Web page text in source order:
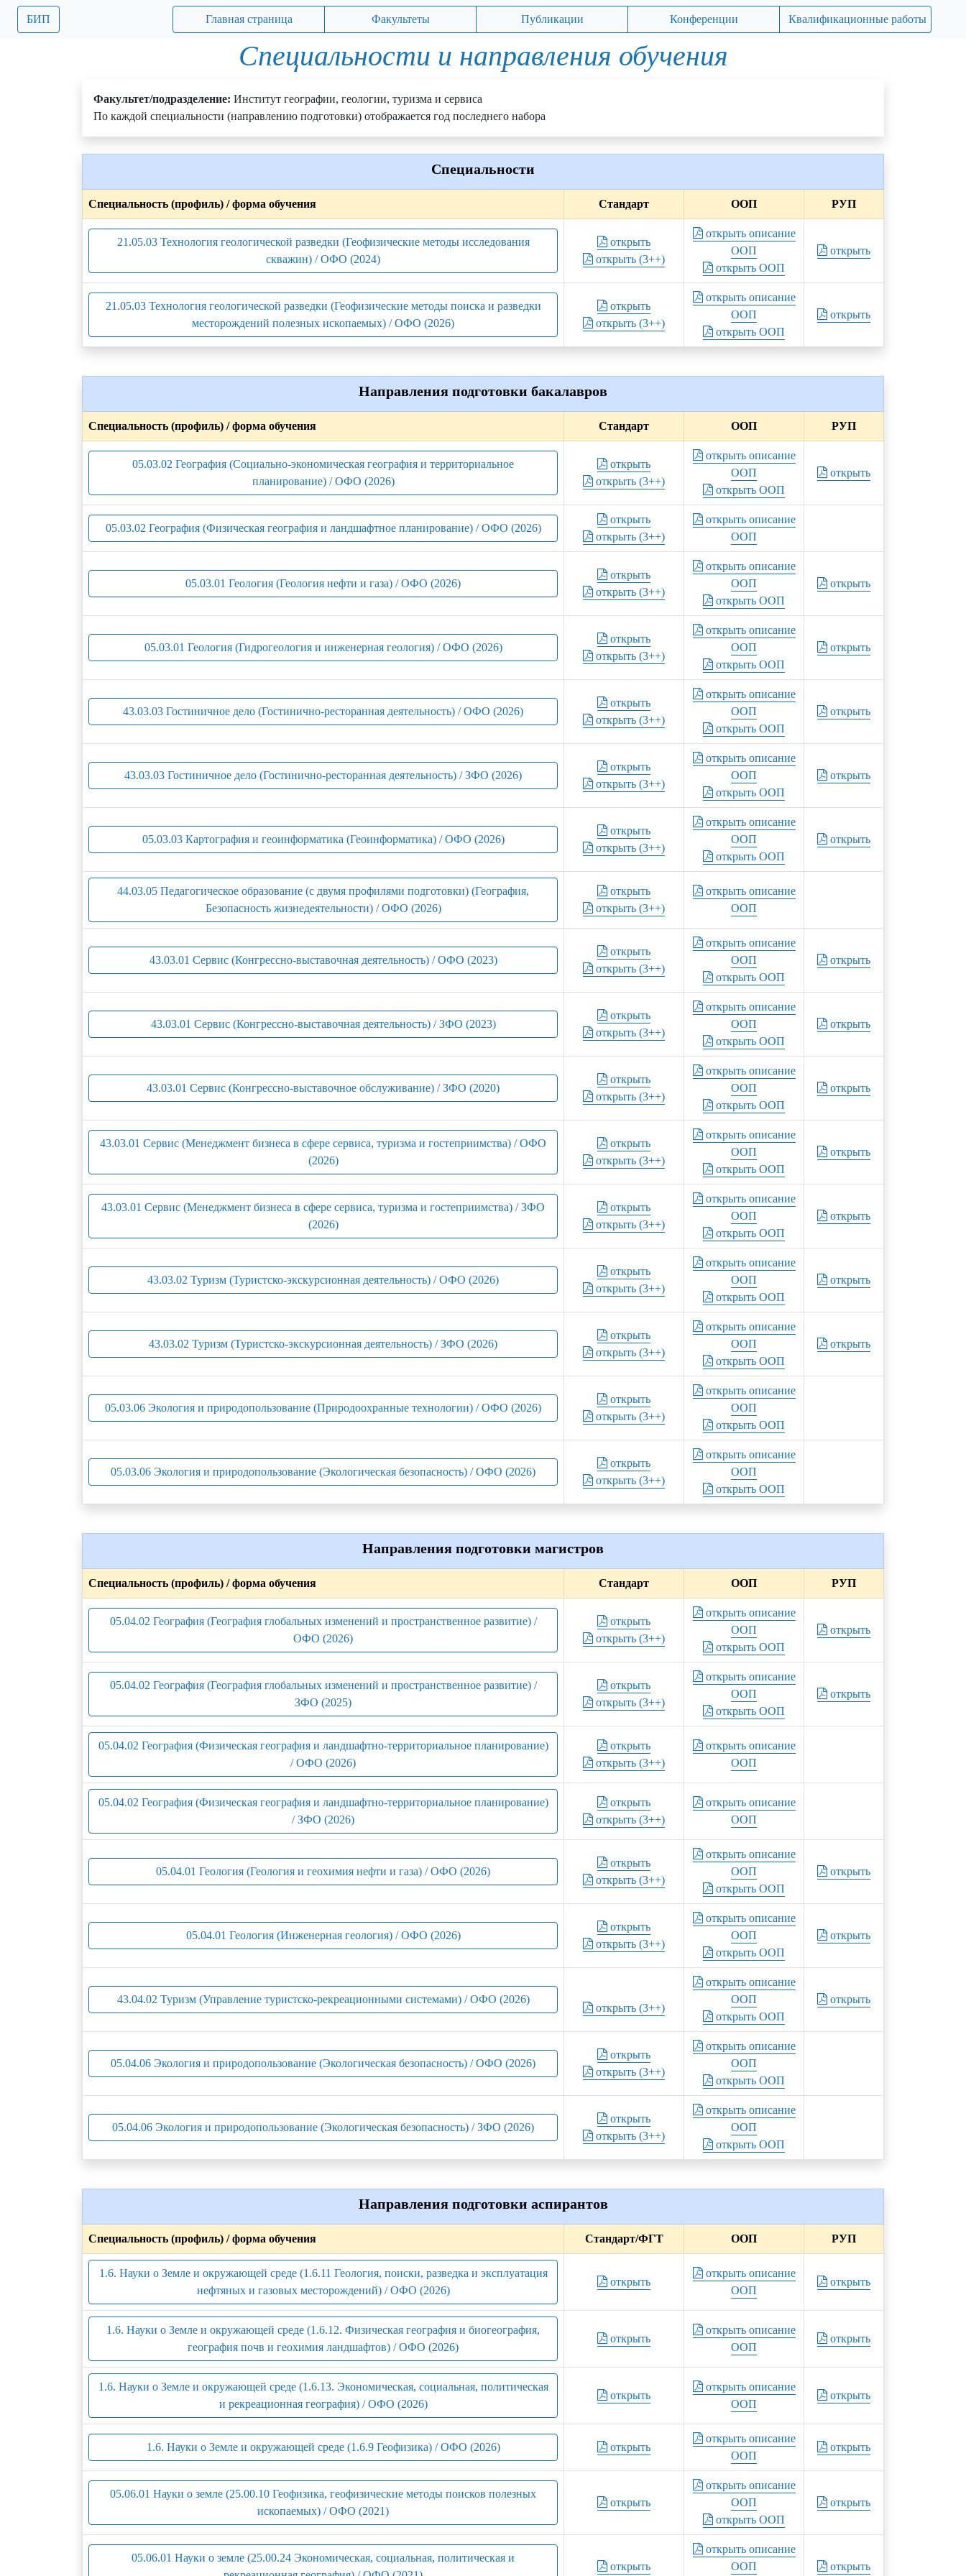
БИП Главная страница Факультеты Публикации Конференции Квалификационные работы
Специальности и направления обучения
Факультет/подразделение: Институт географии, геологии, туризма и сервиса
По каждой специальности (направлению подготовки) отображается год последнего набора
Специальности
Специальность (профиль) / форма обучения Стандарт ООП РУП
21.05.03 Технология геологической разведки (Геофизические методы исследования
скважин) / ОФО (2024)
открыть
открыть (3++)
открыть описание
ООП
открыть ООП
открыть
21.05.03 Технология геологической разведки (Геофизические методы поиска и разведки
месторождений полезных ископаемых) / ОФО (2026)
открыть
открыть (3++)
открыть описание
ООП
открыть ООП
открыть
Направления подготовки бакалавров
Специальность (профиль) / форма обучения Стандарт ООП РУП
05.03.02 География (Социально-экономическая география и территориальное
планирование) / ОФО (2026)
открыть
открыть (3++)
открыть описание
ООП
открыть ООП
открыть
05.03.02 География (Физическая география и ландшафтное планирование) / ОФО (2026)
открыть
открыть (3++)
открыть описание
ООП
05.03.01 Геология (Геология нефти и газа) / ОФО (2026)
открыть
открыть (3++)
открыть описание
ООП
открыть ООП
открыть
05.03.01 Геология (Гидрогеология и инженерная геология) / ОФО (2026)
открыть
открыть (3++)
открыть описание
ООП
открыть ООП
открыть
43.03.03 Гостиничное дело (Гостинично-ресторанная деятельность) / ОФО (2026)
открыть
открыть (3++)
открыть описание
ООП
открыть ООП
открыть
43.03.03 Гостиничное дело (Гостинично-ресторанная деятельность) / ЗФО (2026)
открыть
открыть (3++)
открыть описание
ООП
открыть ООП
открыть
05.03.03 Картография и геоинформатика (Геоинформатика) / ОФО (2026)
открыть
открыть (3++)
открыть описание
ООП
открыть ООП
открыть
44.03.05 Педагогическое образование (с двумя профилями подготовки) (География,
Безопасность жизнедеятельности) / ОФО (2026)
открыть
открыть (3++)
открыть описание
ООП
43.03.01 Сервис (Конгрессно-выставочная деятельность) / ОФО (2023)
открыть
открыть (3++)
открыть описание
ООП
открыть ООП
открыть
43.03.01 Сервис (Конгрессно-выставочная деятельность) / ЗФО (2023)
открыть
открыть (3++)
открыть описание
ООП
открыть ООП
открыть
43.03.01 Сервис (Конгрессно-выставочное обслуживание) / ЗФО (2020)
открыть
открыть (3++)
открыть описание
ООП
открыть ООП
открыть
43.03.01 Сервис (Менеджмент бизнеса в сфере сервиса, туризма и гостеприимства) / ОФО
(2026)
открыть
открыть (3++)
открыть описание
ООП
открыть ООП
открыть
43.03.01 Сервис (Менеджмент бизнеса в сфере сервиса, туризма и гостеприимства) / ЗФО
(2026)
открыть
открыть (3++)
открыть описание
ООП
открыть ООП
открыть
43.03.02 Туризм (Туристско-экскурсионная деятельность) / ОФО (2026)
открыть
открыть (3++)
открыть описание
ООП
открыть ООП
открыть
43.03.02 Туризм (Туристско-экскурсионная деятельность) / ЗФО (2026)
открыть
открыть (3++)
открыть описание
ООП
открыть ООП
открыть
05.03.06 Экология и природопользование (Природоохранные технологии) / ОФО (2026)
открыть
открыть (3++)
открыть описание
ООП
открыть ООП
05.03.06 Экология и природопользование (Экологическая безопасность) / ОФО (2026)
открыть
открыть (3++)
открыть описание
ООП
открыть ООП
Направления подготовки магистров
Специальность (профиль) / форма обучения Стандарт ООП РУП
05.04.02 География (География глобальных изменений и пространственное развитие) /
ОФО (2026)
открыть
открыть (3++)
открыть описание
ООП
открыть ООП
открыть
05.04.02 География (География глобальных изменений и пространственное развитие) /
ЗФО (2025)
открыть
открыть (3++)
открыть описание
ООП
открыть ООП
открыть
05.04.02 География (Физическая география и ландшафтно-территориальное планирование)
/ ОФО (2026)
открыть
открыть (3++)
открыть описание
ООП
05.04.02 География (Физическая география и ландшафтно-территориальное планирование)
/ ЗФО (2026)
открыть
открыть (3++)
открыть описание
ООП
05.04.01 Геология (Геология и геохимия нефти и газа) / ОФО (2026)
открыть
открыть (3++)
открыть описание
ООП
открыть ООП
открыть
05.04.01 Геология (Инженерная геология) / ОФО (2026)
открыть
открыть (3++)
открыть описание
ООП
открыть ООП
открыть
43.04.02 Туризм (Управление туристско-рекреационными системами) / ОФО (2026)
открыть (3++)
открыть описание
ООП
открыть ООП
открыть
05.04.06 Экология и природопользование (Экологическая безопасность) / ОФО (2026)
открыть
открыть (3++)
открыть описание
ООП
открыть ООП
05.04.06 Экология и природопользование (Экологическая безопасность) / ЗФО (2026)
открыть
открыть (3++)
открыть описание
ООП
открыть ООП
Направления подготовки аспирантов
Специальность (профиль) / форма обучения Стандарт/ФГТ ООП РУП
1.6. Науки о Земле и окружающей среде (1.6.11 Геология, поиски, разведка и эксплуатация
нефтяных и газовых месторождений) / ОФО (2026)
открыть
открыть описание
ООП
открыть
1.6. Науки о Земле и окружающей среде (1.6.12. Физическая география и биогеография,
география почв и геохимия ландшафтов) / ОФО (2026)
открыть
открыть описание
ООП
открыть
1.6. Науки о Земле и окружающей среде (1.6.13. Экономическая, социальная, политическая
и рекреационная география) / ОФО (2026)
открыть
открыть описание
ООП
открыть
1.6. Науки о Земле и окружающей среде (1.6.9 Геофизика) / ОФО (2026) открыть
открыть описание
ООП
открыть
05.06.01 Науки о земле (25.00.10 Геофизика, геофизические методы поисков полезных
ископаемых) / ОФО (2021)
открыть
открыть описание
ООП
открыть ООП
открыть
05.06.01 Науки о земле (25.00.24 Экономическая, социальная, политическая и
открыть
открыть описание
ООП
открыть